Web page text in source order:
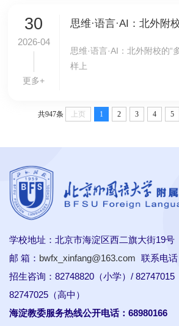
30
2026-04
更多+
思维·语言·AI：北外附校的“
样上
共947条 上页 1 2 3 4 5
学校地址：北京市海淀区西二旗大街19号
邮 箱： bwfx_xinfang@163.com 联系电
招生咨询：82748820（小学）/ 82747015
82747025（高中）
海淀教委服务热线公开电话：68980166